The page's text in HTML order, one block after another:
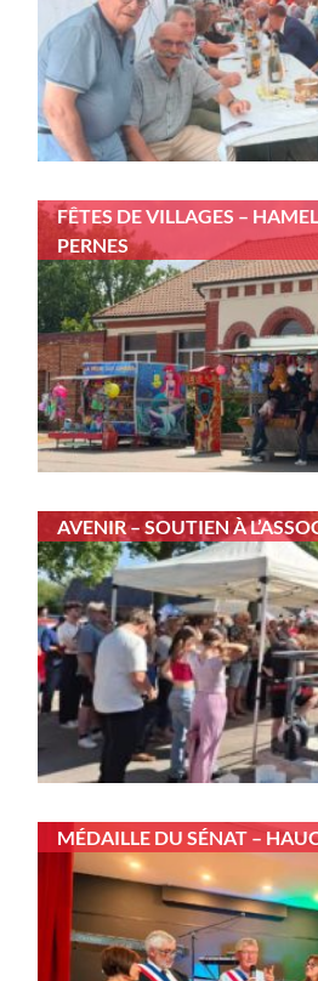
FÊTES DE VILLAGES –
PERNES
AVENIR – SOUTIEN À
MÉDAILLE DU SÉNAT –